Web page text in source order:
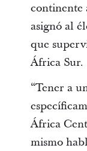
continente
asignó al
que
África Sur.
“Tener a
África
mismo